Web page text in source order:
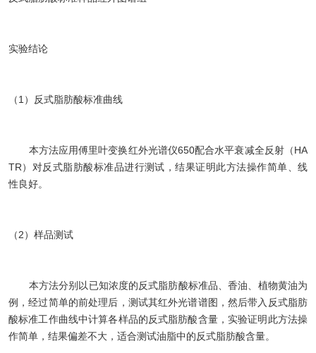
实验结论
（1）反式脂肪酸标准曲线
本方法应用傅里叶变换红外光谱仪650配合水平衰减全反射（HA
TR）对反式脂肪酸标准品进行测试，结果证明此方法操作简单、线
性良好。
（2）样品测试
本方法分别以已知浓度的反式脂肪酸标准品、香油、植物黄油为
例，经过简单的前处理后，测试其红外光谱谱图，然后带入反式脂肪
酸标准工作曲线中计算各样品的反式脂肪酸含量，实验证明此方法操
作简单，结果偏差不大，适合测试油脂中的反式脂肪酸含量。